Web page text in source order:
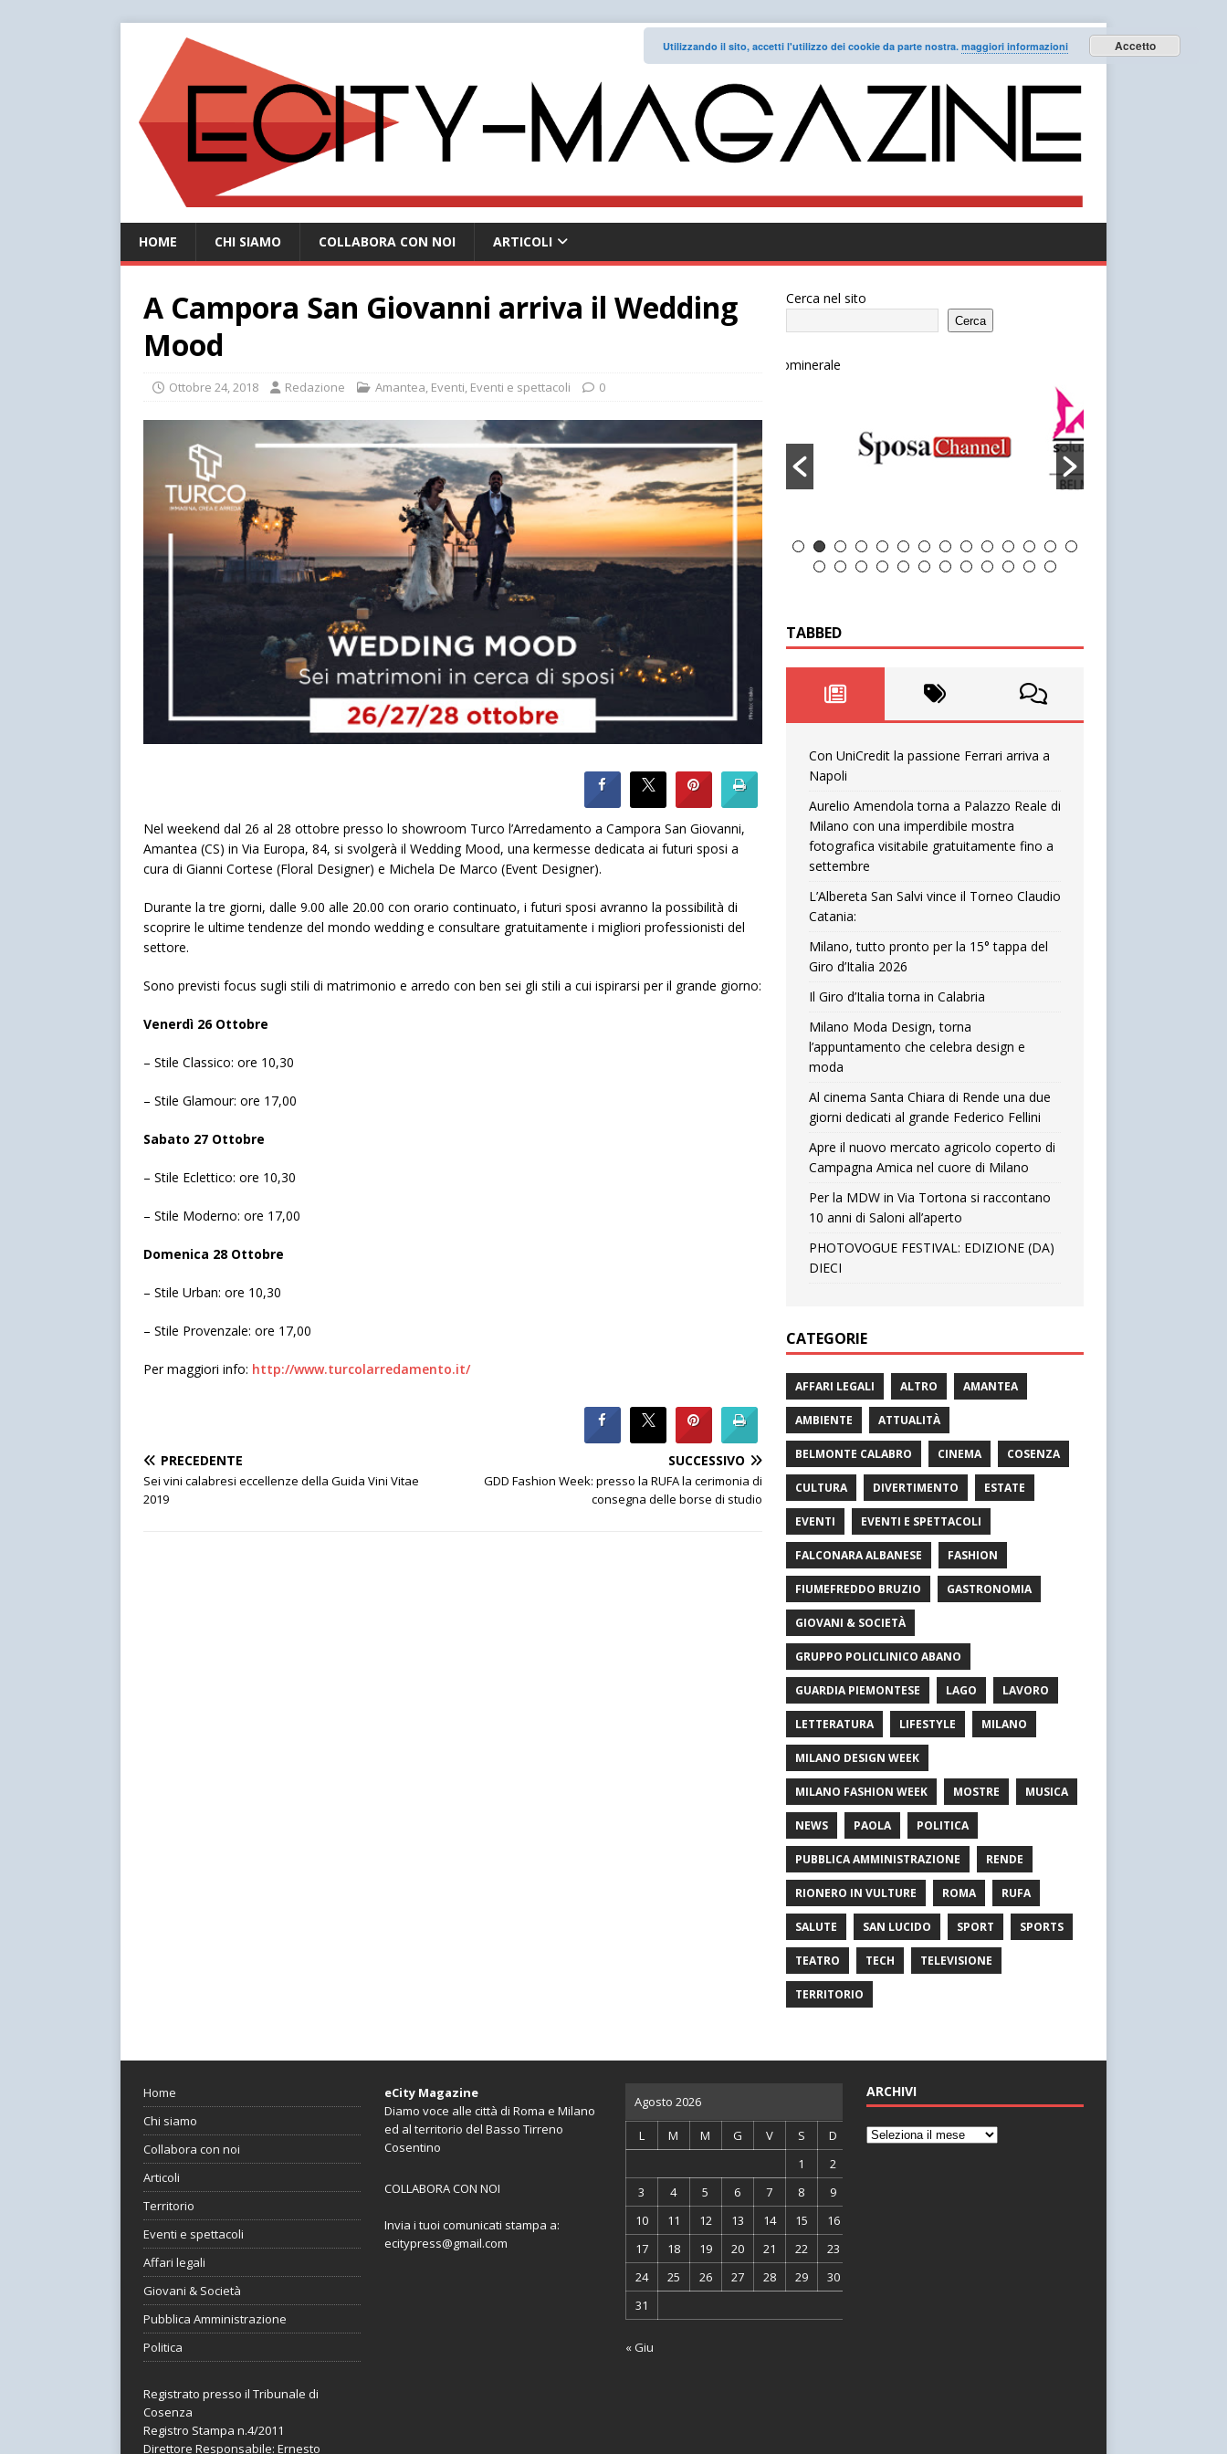
HOME CHI SIAMO COLLABORA CON NOI ARTICOLI
A Campora San Giovanni arriva il Wedding
Mood
Ottobre 24, 2018 Redazione Amantea, Eventi, Eventi e spettacoli 0
Nel weekend dal 26 al 28 ottobre presso lo showroom Turco l’Arredamento a Campora San Giovanni,
Amantea (CS) in Via Europa, 84, si svolgerà il Wedding Mood, una kermesse dedicata ai futuri sposi a
cura di Gianni Cortese (Floral Designer) e Michela De Marco (Event Designer).
Durante la tre giorni, dalle 9.00 alle 20.00 con orario continuato, i futuri sposi avranno la possibilità di
scoprire le ultime tendenze del mondo wedding e consultare gratuitamente i migliori professionisti del
settore.
Sono previsti focus sugli stili di matrimonio e arredo con ben sei gli stili a cui ispirarsi per il grande giorno:
Venerdì 26 Ottobre
– Stile Classico: ore 10,30
– Stile Glamour: ore 17,00
Sabato 27 Ottobre
– Stile Eclettico: ore 10,30
– Stile Moderno: ore 17,00
Domenica 28 Ottobre
– Stile Urban: ore 10,30
– Stile Provenzale: ore 17,00
Per maggiori info: http://www.turcolarredamento.it/
PRECEDENTE
Sei vini calabresi eccellenze della Guida Vini Vitae
2019
SUCCESSIVO
GDD Fashion Week: presso la RUFA la cerimonia di
consegna delle borse di studio
Cerca nel sito
Cerca
TABBED
Con UniCredit la passione Ferrari arriva a
Napoli
Aurelio Amendola torna a Palazzo Reale di
Milano con una imperdibile mostra
fotografica visitabile gratuitamente fino a
settembre
L’Albereta San Salvi vince il Torneo Claudio
Catania:
Milano, tutto pronto per la 15° tappa del
Giro d’Italia 2026
Il Giro d’Italia torna in Calabria
Milano Moda Design, torna
l’appuntamento che celebra design e
moda
Al cinema Santa Chiara di Rende una due
giorni dedicati al grande Federico Fellini
Apre il nuovo mercato agricolo coperto di
Campagna Amica nel cuore di Milano
Per la MDW in Via Tortona si raccontano
10 anni di Saloni all’aperto
PHOTOVOGUE FESTIVAL: EDIZIONE (DA)
DIECI
CATEGORIE
AFFARI LEGALI ALTRO AMANTEA
AMBIENTE ATTUALITÀ
BELMONTE CALABRO CINEMA COSENZA
CULTURA DIVERTIMENTO ESTATE
EVENTI EVENTI E SPETTACOLI
FALCONARA ALBANESE FASHION
FIUMEFREDDO BRUZIO GASTRONOMIA
GIOVANI & SOCIETÀ
GRUPPO POLICLINICO ABANO
GUARDIA PIEMONTESE LAGO LAVORO
LETTERATURA LIFESTYLE MILANO
MILANO DESIGN WEEK
MILANO FASHION WEEK MOSTRE MUSICA
NEWS PAOLA POLITICA
PUBBLICA AMMINISTRAZIONE RENDE
RIONERO IN VULTURE ROMA RUFA
SALUTE SAN LUCIDO SPORT SPORTS
TEATRO TECH TELEVISIONE
TERRITORIO
Home
Chi siamo
Collabora con noi
Articoli
Territorio
Eventi e spettacoli
Affari legali
Giovani & Società
Pubblica Amministrazione
Politica
Registrato presso il Tribunale di
Cosenza
Registro Stampa n.4/2011
Direttore Responsabile: Ernesto
eCity Magazine
Diamo voce alle città di Roma e Milano
ed al territorio del Basso Tirreno
Cosentino
COLLABORA CON NOI
Invia i tuoi comunicati stampa a:
ecitypress@gmail.com
Agosto 2026
L M M G V S
D
1
2
3
4 5 6 7 8
9
10
11 12 13 14 15
16
17
18 19 20 21 22
23
24
25 26 27 28 29
30
31
« Giu
ARCHIVI
Utilizzando il sito, accetti l'utilizzo dei cookie da parte nostra. maggiori informazioni Accetto